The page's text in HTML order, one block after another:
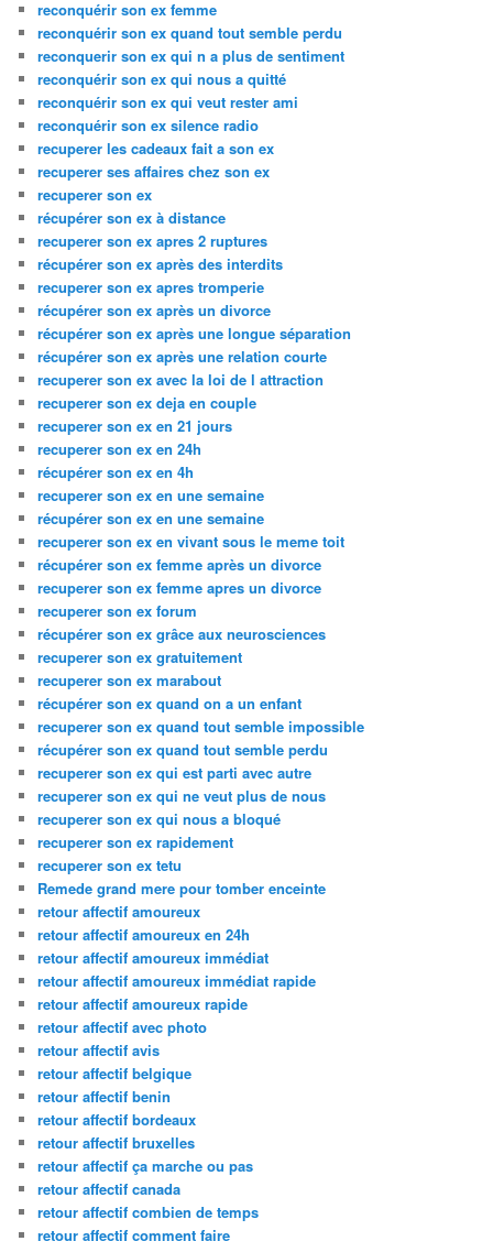
reconquérir son ex femme
reconquérir son ex quand tout semble perdu
reconquerir son ex qui n a plus de sentiment
reconquérir son ex qui nous a quitté
reconquérir son ex qui veut rester ami
reconquérir son ex silence radio
recuperer les cadeaux fait a son ex
recuperer ses affaires chez son ex
recuperer son ex
récupérer son ex à distance
recuperer son ex apres 2 ruptures
récupérer son ex après des interdits
recuperer son ex apres tromperie
récupérer son ex après un divorce
récupérer son ex après une longue séparation
récupérer son ex après une relation courte
recuperer son ex avec la loi de l attraction
recuperer son ex deja en couple
recuperer son ex en 21 jours
recuperer son ex en 24h
récupérer son ex en 4h
recuperer son ex en une semaine
récupérer son ex en une semaine
recuperer son ex en vivant sous le meme toit
récupérer son ex femme après un divorce
recuperer son ex femme apres un divorce
recuperer son ex forum
récupérer son ex grâce aux neurosciences
recuperer son ex gratuitement
recuperer son ex marabout
récupérer son ex quand on a un enfant
recuperer son ex quand tout semble impossible
récupérer son ex quand tout semble perdu
recuperer son ex qui est parti avec autre
recuperer son ex qui ne veut plus de nous
recuperer son ex qui nous a bloqué
recuperer son ex rapidement
recuperer son ex tetu
Remede grand mere pour tomber enceinte
retour affectif amoureux
retour affectif amoureux en 24h
retour affectif amoureux immédiat
retour affectif amoureux immédiat rapide
retour affectif amoureux rapide
retour affectif avec photo
retour affectif avis
retour affectif belgique
retour affectif benin
retour affectif bordeaux
retour affectif bruxelles
retour affectif ça marche ou pas
retour affectif canada
retour affectif combien de temps
retour affectif comment faire